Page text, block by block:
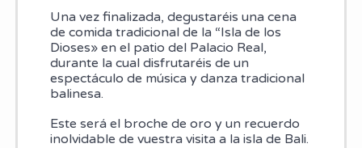
Una vez finalizada, degustaréis una cena
de comida tradicional de la “Isla de los
Dioses» en el patio del Palacio Real,
durante la cual disfrutaréis de un
espectáculo de música y danza tradicional
balinesa.
Este será el broche de oro y un recuerdo
inolvidable de vuestra visita a la isla de Bali.